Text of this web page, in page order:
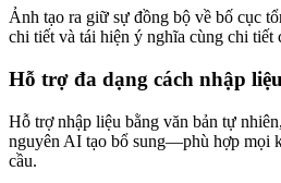
Ảnh tạo ra giữ sự đồng bộ về bố cục
chi tiết và tái hiện ý nghĩa cùng chi tiết
Hỗ trợ đa dạng cách nhập liệu
Hỗ trợ nhập liệu bằng văn bản tự
nguyên AI tạo bổ sung—phù hợp mọi
cầu.